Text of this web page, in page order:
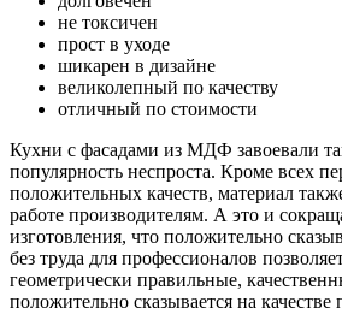
не токсичен
прост в уходе
шикарен в дизайне
великолепный по качеству
отличный по стоимости
Кухни с фасадами из МДФ завоевали
популярность неспроста. Кроме всех
положительных качеств, материал
работе производителям. А это и
изготовления, что положительно
без труда для профессионалов
геометрически правильные,
положительно сказывается на качестве